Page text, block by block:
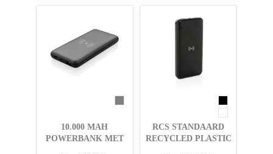
10.000 MAH
POWERBANK MET
RCS STANDAARD
RECYCLED PLASTIC